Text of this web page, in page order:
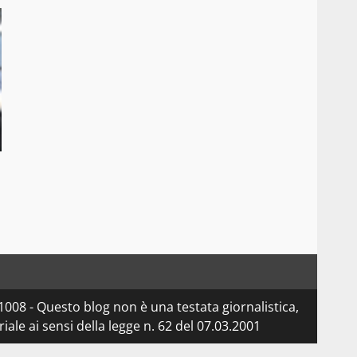
- Questo blog non è una testata giornalistica,
ai sensi della legge n. 62 del 07.03.2001